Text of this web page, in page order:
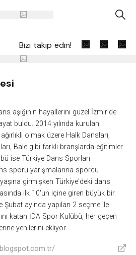
A
Bizi takip edin!
aşığının hayallerini güzel İzmir'de
buldu. 2014 yılında kurulan
olmak üzere Halk Dansları,
Bale gibi farklı branşlarda eğitimler
ise Türkiye Dans Sporları
sporu yarışmalarına sporcu
girmişken Türkiye'deki dans
ilk 10'un içine giren büyük bir
Şubat ayında yapılan 2 seçme ile
katan İDA Spor Kulübü, her geçen
yenilerini ekliyor.
V